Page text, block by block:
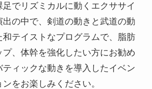
足でリズミカルに動くエクササイ
出の中で、剣道の動きと武道の動
和テイストなプログラムで、脂肪
、体幹を強化したい方にお勧め
ティックな動きを導入したイベン
をお楽しみください。